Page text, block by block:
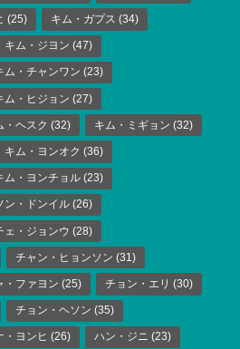
(25) キム・ガプス (34)
キム・ジヨン (47)
ム・チャンワン (23)
ム・ヒジョン (27)
・ヘスク (32) キム・ミギョン (32)
キム・ヨンオク (36)
ム・ヨンチョル (23)
ン・ドンイル (26)
ェ・ジョンウ (28)
チャン・ヒョンソン (31)
・ファヨン (25) チョン・エリ (30)
チョン・ヘソン (35)
・ヨンヒ (26) ハン・ジニ (23)